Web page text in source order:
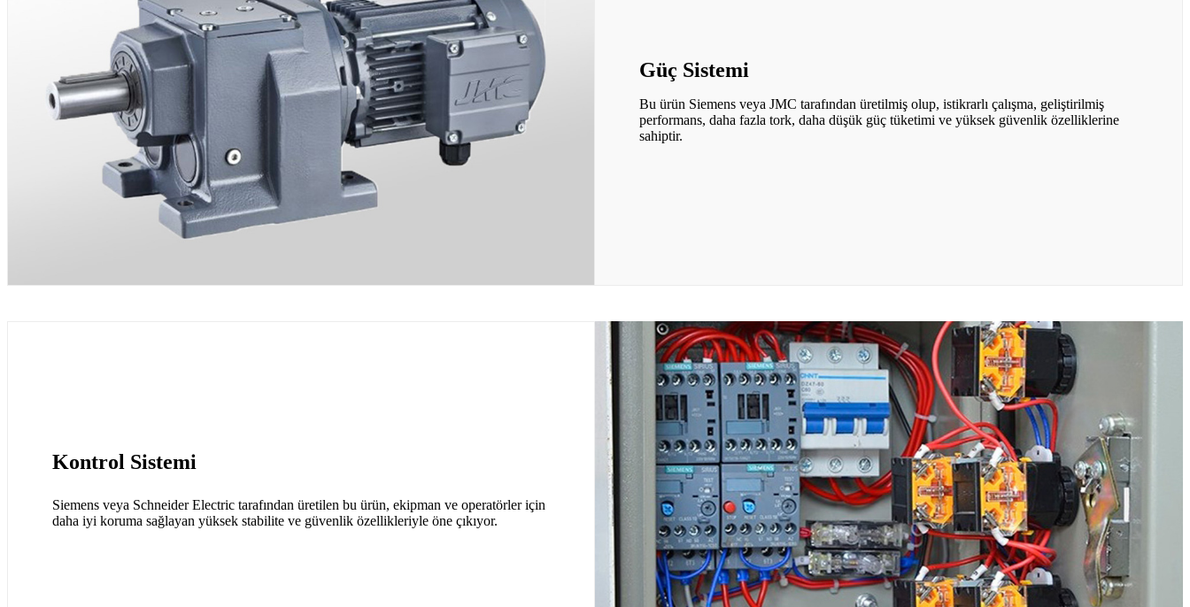
Güç Sistemi
Bu ürün Siemens veya JMC tarafından üretilmiş olup, istikrarlı çalışma, geliştirilmiş
performans, daha fazla tork, daha düşük güç tüketimi ve yüksek güvenlik özelliklerine
sahiptir.
Kontrol Sistemi
Siemens veya Schneider Electric tarafından üretilen bu ürün, ekipman ve operatörler için
daha iyi koruma sağlayan yüksek stabilite ve güvenlik özellikleriyle öne çıkıyor.